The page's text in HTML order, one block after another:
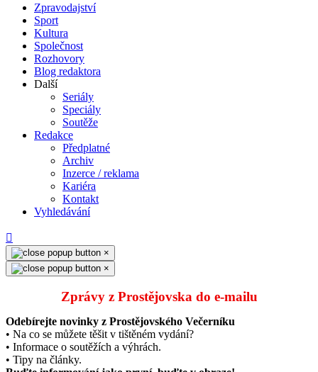
Zpravodajství
Sport
Kultura
Společnost
Rozhovory
Blog redaktora
Další
Seriály
Speciály
Soutěže
Redakce
Předplatné
Archiv
Inzerce / reklama
Kariéra
Kontakt
Vyhledávání
×
×
Zprávy z Prostějovska do e‑mailu
Odebírejte novinky z Prostějovského Večerníku
• Na co se můžete těšit v tištěném vydání?
• Informace o soutěžích a výhrách.
• Tipy na články.